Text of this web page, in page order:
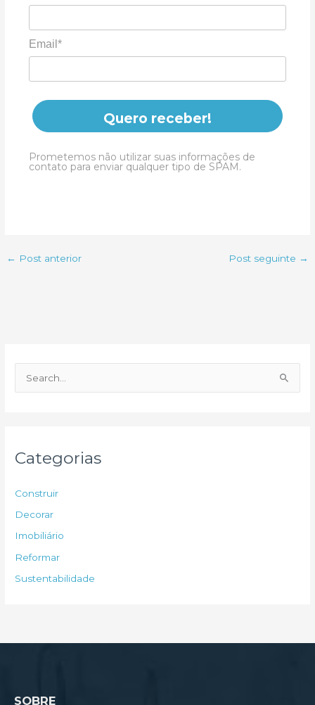
Email*
Quero receber!
Prometemos não utilizar suas informações de
contato para enviar qualquer tipo de SPAM.
← Post anterior Post seguinte →
e
p
o
r
Categorias
Construir
Decorar
Imobiliário
Reformar
Sustentabilidade
SOBRE